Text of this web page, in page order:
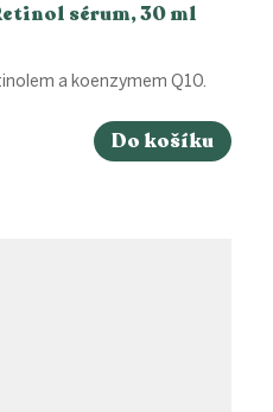
sérum, 30 ml
Do košíku
a koenzymem Q10.